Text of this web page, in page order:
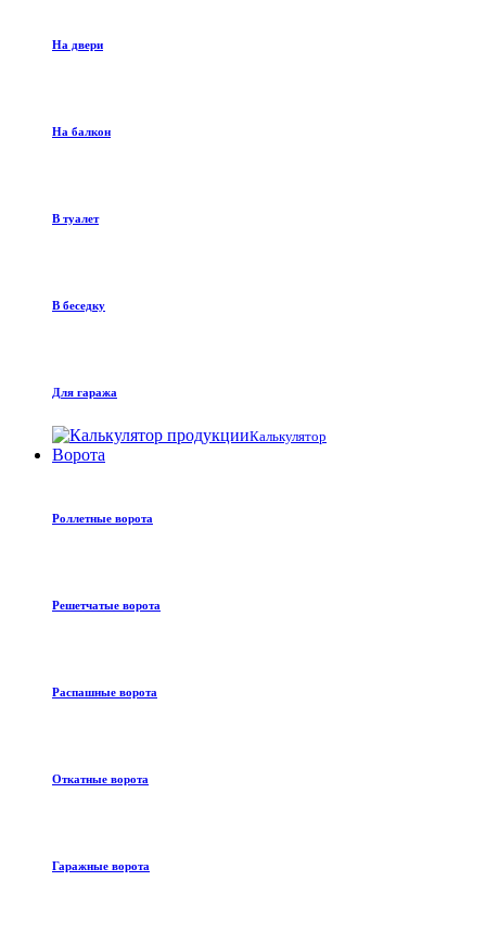
На двери
На балкон
В туалет
В беседку
Для гаража
Калькулятор
Ворота
Роллетные ворота
Решетчатые ворота
Распашные ворота
Откатные ворота
Гаражные ворота